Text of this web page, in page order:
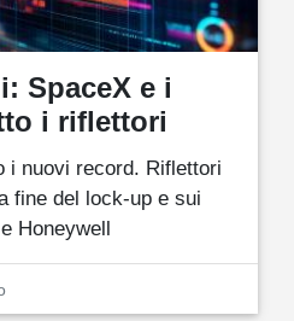
SpaceX e i
i riflettori
i nuovi record. Riflettori
fine del lock-up e sui
Honeywell